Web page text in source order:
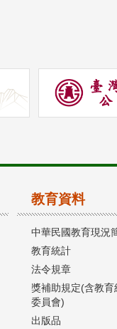
教育資料
中華民國教育現況
教育統計
法令規章
獎補助規定(含教育
委員會)
出版品